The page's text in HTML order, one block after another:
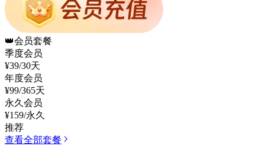
👑会员套餐
季度会员
¥39/30天
年度会员
¥99/365天
永久会员
¥159/永久
推荐
查看全部套餐